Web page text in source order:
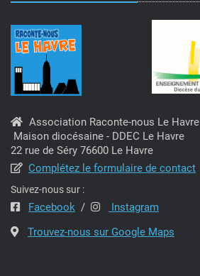
Association Raconte-nous Le Havre
Maison diocésaine - DDEC Le Havre
22 rue de Séry 76600 Le Havre
Complétez le formulaire de contact
Suivez-nous sur :
Facebook /
Instagram
Trouvez-nous sur Google Maps